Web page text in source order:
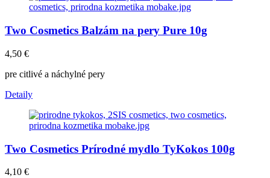
Two Cosmetics Balzám na pery Pure 10g
4,50 €
pre citlivé a náchylné pery
Detaily
Two Cosmetics Prírodné mydlo TyKokos 100g
4,10 €